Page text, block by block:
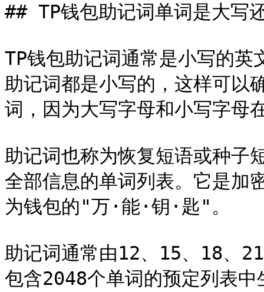
## TP钱包助记词单词是大写
TP钱包助记词通常是小写的
助记词都是小写的，这样可以
词，因为大写字母和小写字母
助记词也称为恢复短语或种子
全部信息的单词列表。它是加
为钱包的"万·能·钥·匙"。
助记词通常由12、15、18、
包含2048个单词的预定列表